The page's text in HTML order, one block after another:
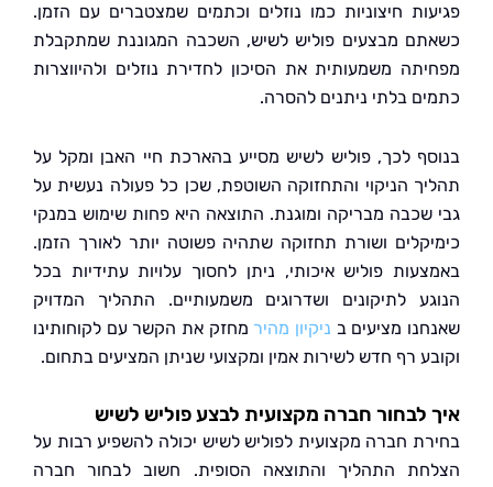
חיצוניות כמו נוזלים וכתמים שמצטברים עם הזמן.
מבצעים פוליש לשיש, השכבה המגוננת שמתקבלת
משמעותית את הסיכון לחדירת נוזלים ולהיווצרות
בלתי ניתנים להסרה.
לכך, פוליש לשיש מסייע בהארכת חיי האבן ומקל על
הניקוי והתחזוקה השוטפת, שכן כל פעולה נעשית על
מבריקה ומוגנת. התוצאה היא פחות שימוש במנקי
ושורת תחזוקה שתהיה פשוטה יותר לאורך הזמן.
פוליש איכותי, ניתן לחסוך עלויות עתידיות בכל
לתיקונים ושדרוגים משמעותיים. התהליך המדויק
מציעים בניקיון מהירמחזק את הקשר עם לקוחותינו
רף חדש לשירות אמין ומקצועי שניתן המציעים בתחום.
לבחור חברה מקצועית לבצע פוליש לשיש
חברה מקצועית לפוליש לשיש יכולה להשפיע רבות על
התהליך והתוצאה הסופית. חשוב לבחור חברה